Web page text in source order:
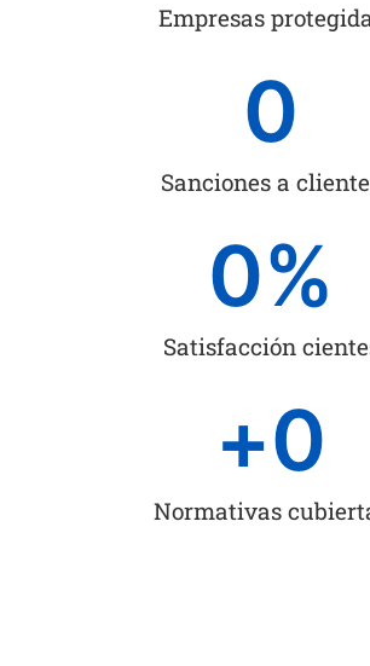
Empresas
Sanciones a
0
Satisfacción
0%
Normativas
+0